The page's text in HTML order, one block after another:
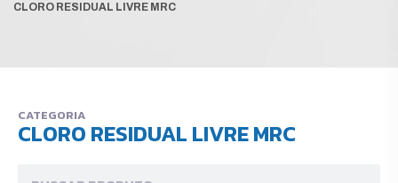
CLORO RESIDUAL LIVRE MRC
CATEGORIA
CLORO RESIDUAL LIVRE MRC